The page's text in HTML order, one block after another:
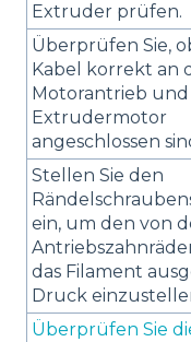
Extruder prüfen.
Überprüfen Sie,
Kabel korrekt an
Motorantrieb
Extrudermotor
angeschlossen
Stellen Sie den
ein, um den von
das Filament
Druck
Überprüfen Sie